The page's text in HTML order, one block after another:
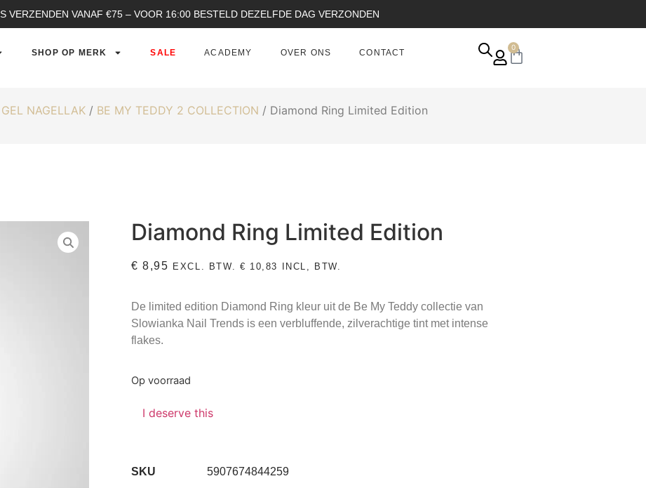
VERZENDEN VANAF €75 – VOOR 16:00 BESTELD DEZELFDE DAG VERZONDEN
SHOP OP MERK SALE ACADEMY OVER ONS CONTACT
0
NAGELLAK / BE MY TEDDY 2 COLLECTION / Diamond Ring Limited Edition
Diamond Ring Limited Edition
€ 8,95 EXCL. BTW. € 10,83 INCL, BTW.
De limited edition Diamond Ring kleur uit de Be My Teddy collectie van
Slowianka Nail Trends is een verbluffende, zilverachtige tint met intense
flakes.
Op voorraad
I deserve this
SKU
5907674844259